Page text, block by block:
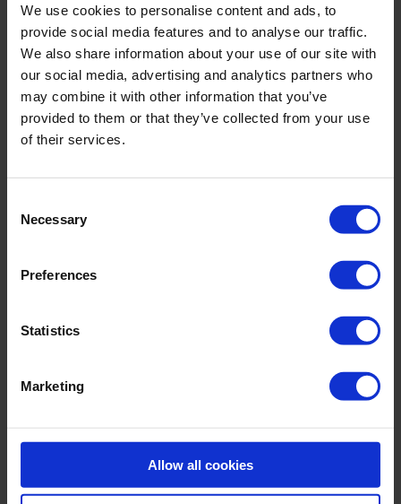
We use cookies to personalise content and ads, to
provide social media features and to analyse our traffic.
We also share information about your use of our site with
our social media, advertising and analytics partners who
may combine it with other information that you’ve
provided to them or that they’ve collected from your use
of their services.
Selection
Necessary
Preferences
Statistics
Marketing
Allow all cookies
Florascape trägt den Geist von Ikat-Kunst und verblassten Vintage-
Stoffen in die Gegenwart. Dreidimensionale Textureinsätze aus
handgewebten Badegewebebändern erzählen von Handwerk und
Expertise.
Cream Black – ein malerisches Duochrom, so weich wie Aquarell und
so stark wie Kontrast.
Material: